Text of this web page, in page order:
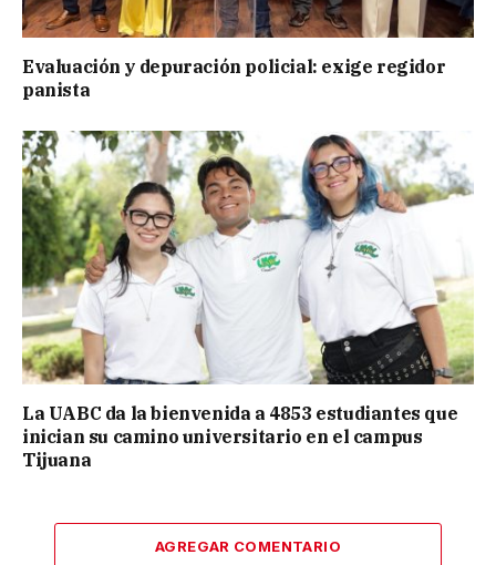
Evaluación y depuración policial: exige regidor
panista
La UABC da la bienvenida a 4853 estudiantes que
inician su camino universitario en el campus
Tijuana
AGREGAR COMENTARIO